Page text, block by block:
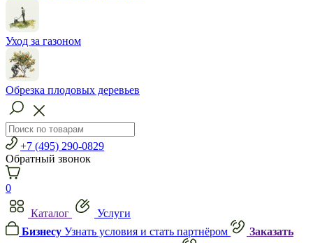
Уход за газоном
Обрезка плодовых деревьев
+7 (495) 290-0829
Обратный звонок
0
Каталог
Услуги
Бизнесу Узнать условия и стать партнёром
Заказать